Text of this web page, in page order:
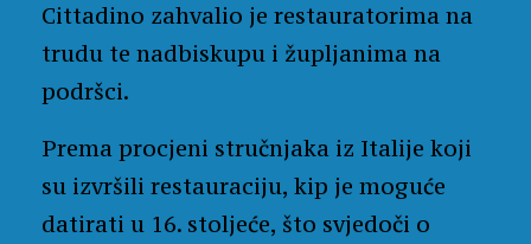
Cittadino zahvalio je restauratorima na
trudu te nadbiskupu i župljanima na
podršci.
Prema procjeni stručnjaka iz Italije koji
su izvršili restauraciju, kip je moguće
datirati u 16. stoljeće, što svjedoči o